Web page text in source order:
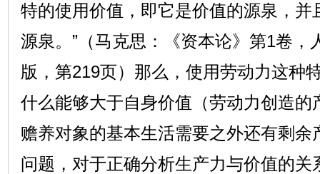
特的使用价值，即它是价值的源泉，并
源泉。”（马克思：《资本论》第1卷，
版，第219页）那么，使用劳动力这种
什么能够大于自身价值（劳动力创造的
赡养对象的基本生活需要之外还有剩余
问题，对于正确分析生产力与价值的关